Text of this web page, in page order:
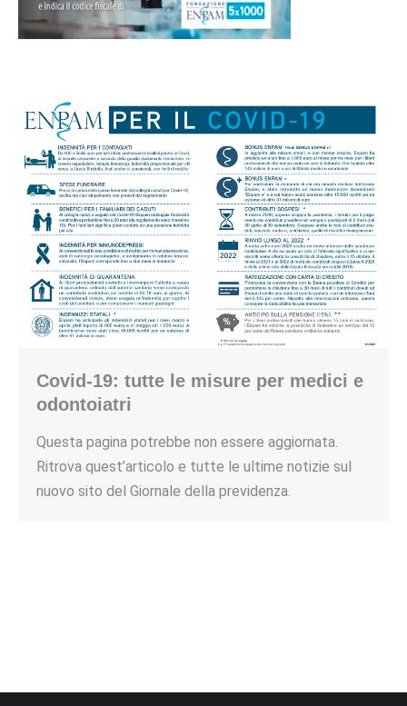
Covid-19: tutte le misure per medici e
odontoiatri
Questa pagina potrebbe non essere aggiornata.
Ritrova quest’articolo e tutte le ultime notizie sul
nuovo sito del Giornale della previdenza.